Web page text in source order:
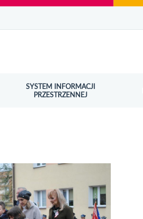
SYSTEM INFORMACJI
PRZESTRZENNEJ
OTWORZY SIĘ W NOWYM OKNIE